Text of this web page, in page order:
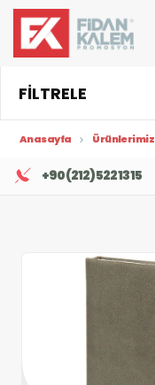
FİLTRELE
Anasayfa Ürünlerimiz
+90 (212) 522 13 15